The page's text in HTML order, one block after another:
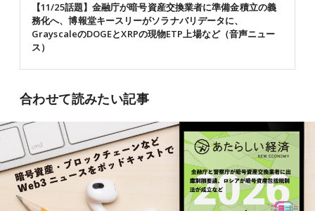
【11/25話題】金融庁が暗号資産交換業者に準備金積立の義
務化へ、博報堂キースリーがソラナバリデータに、
GrayscaleのDOGEとXRPの現物ETP上場など（音声ニュー
ス）
合わせて読みたい記事